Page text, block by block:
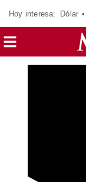
Hoy interesa: Dólar